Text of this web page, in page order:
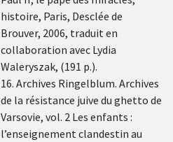
histoire, Paris, Desclée de
Brouver, 2006, traduit en
collaboration avec Lydia
Waleryszak, (191 p.).
16. Archives Ringelblum. Archives
de la résistance juive du ghetto de
Varsovie, vol. 2 Les enfants :
l’enseignement clandestin au